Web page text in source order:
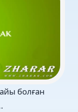
болған